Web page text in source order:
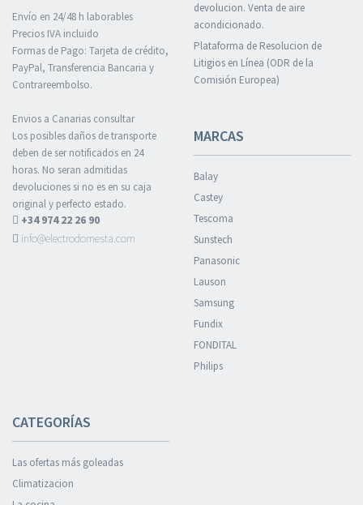
Envío en 24/48 h laborables
Precios IVA incluido
Formas de Pago: Tarjeta de crédito,
PayPal, Transferencia Bancaria y
Contrareembolso.
Envios a Canarias consultar
Los posibles daños de transporte
deben de ser notificados en 24
horas. No seran admitidas
devoluciones si no es en su caja
original y perfecto estado.
+34 974 22 26 90
info@electrodomesta.com
devolucion. Venta de aire
acondicionado.
Plataforma de Resolucion de
Litigios en Línea (ODR de la
Comisión Europea)
MARCAS
Balay
Castey
Tescoma
Sunstech
Panasonic
Lauson
Samsung
Fundix
FONDITAL
Philips
CATEGORÍAS
Las ofertas más goleadas
Climatizacion